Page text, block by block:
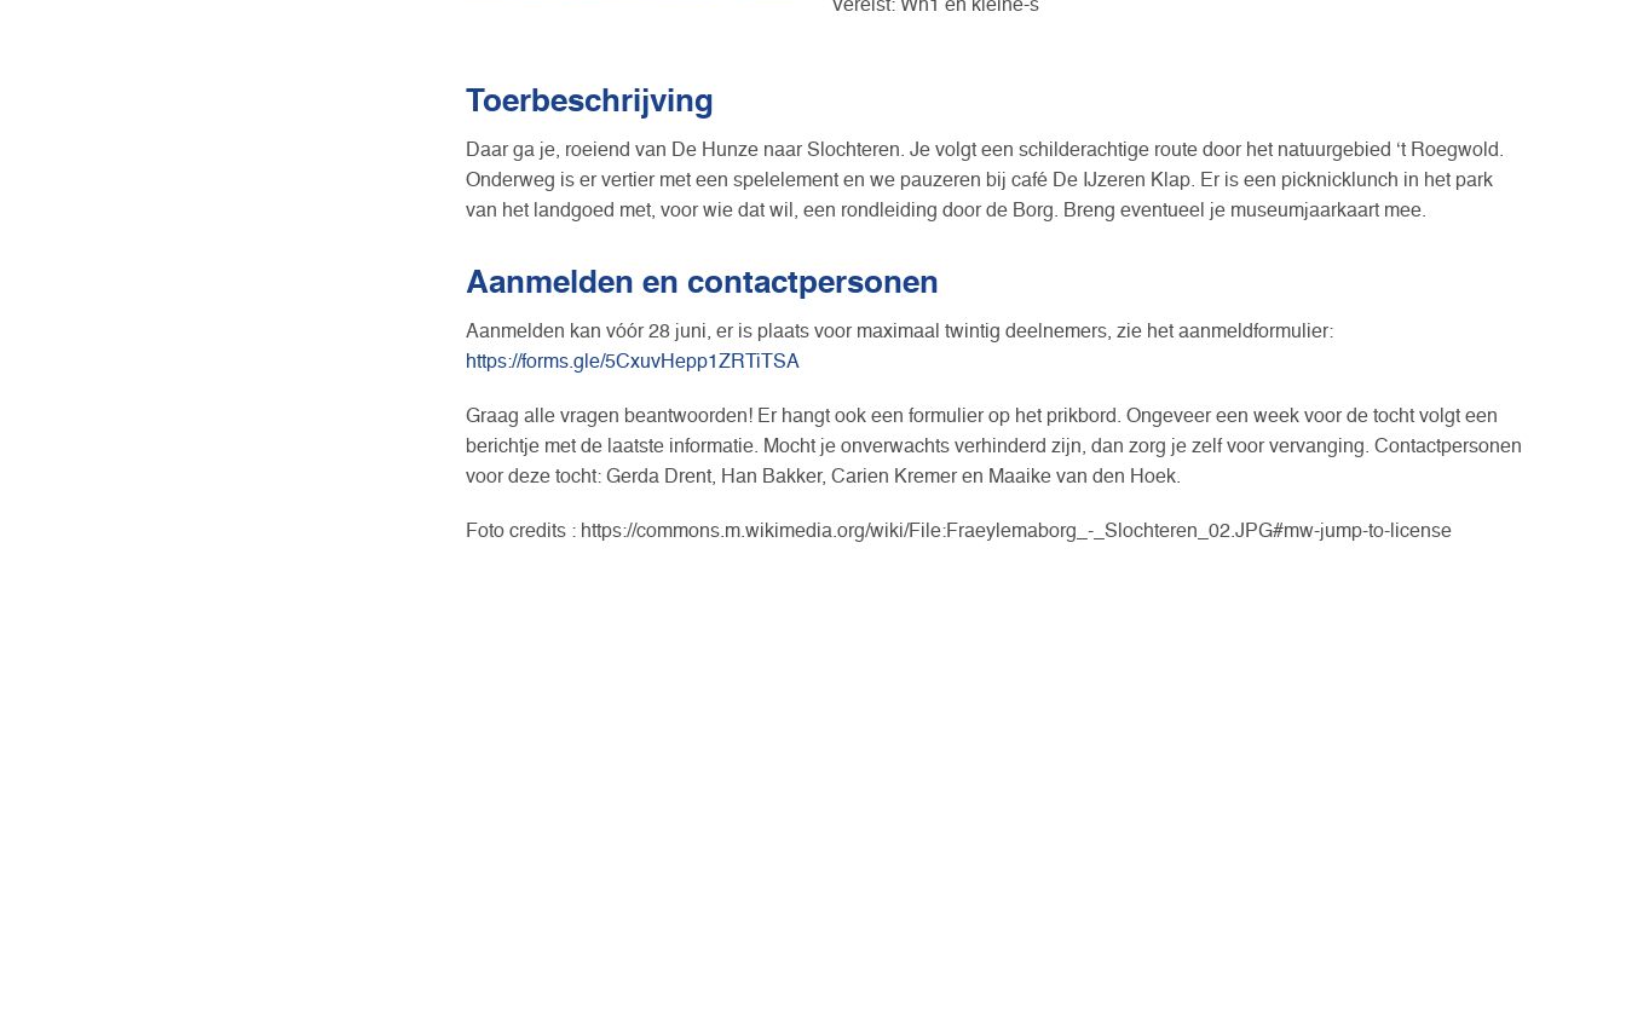
Vereist: Wh1 en kleine-s
Toerbeschrijving
Daar ga je, roeiend van De Hunze naar Slochteren. Je volgt een schilderachtige route door het natuurgebied ‘t Roegwold.
Onderweg is er vertier met een spelelement en we pauzeren bij café De IJzeren Klap. Er is een picknicklunch in het park
van het landgoed met, voor wie dat wil, een rondleiding door de Borg. Breng eventueel je museumjaarkaart mee.
Aanmelden en contactpersonen
Aanmelden kan vóór 28 juni, er is plaats voor maximaal twintig deelnemers, zie het aanmeldformulier:
https://forms.gle/5CxuvHepp1ZRTiTSA
Graag alle vragen beantwoorden! Er hangt ook een formulier op het prikbord. Ongeveer een week voor de tocht volgt een
berichtje met de laatste informatie. Mocht je onverwachts verhinderd zijn, dan zorg je zelf voor vervanging. Contactpersonen
voor deze tocht: Gerda Drent, Han Bakker, Carien Kremer en Maaike van den Hoek.
Foto credits : https://commons.m.wikimedia.org/wiki/File:Fraeylemaborg_-_Slochteren_02.JPG#mw-jump-to-license